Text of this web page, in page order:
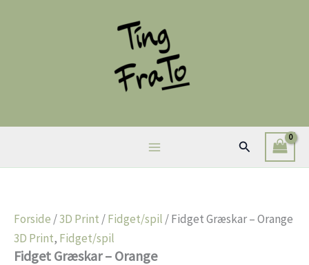
Søg
Forside /3D Print /Fidget/spil / Fidget Græskar – Orange
3D Print, Fidget/spil
Fidget Græskar – Orange